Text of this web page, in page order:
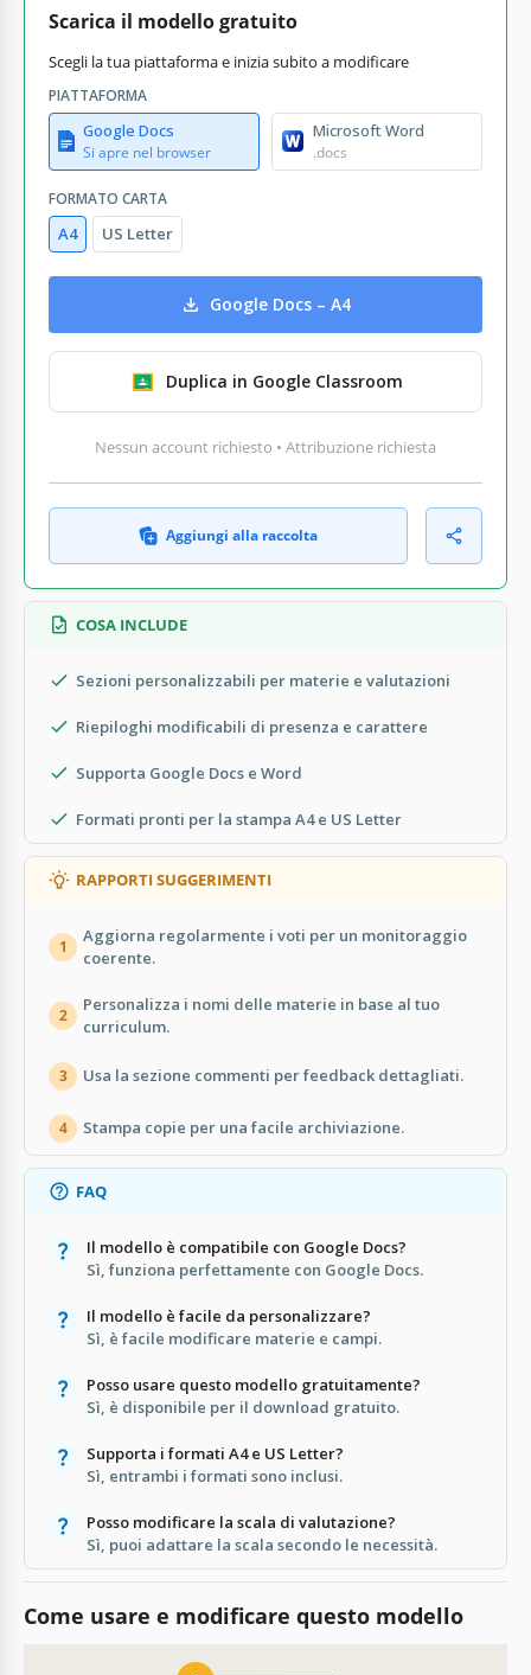
Scarica il modello gratuito
Scegli la tua piattaforma e inizia subito a modificare
PIATTAFORMA
Google Docs
Si apre nel browser
Microsoft Word
.docs
FORMATO CARTA
A4 US Letter
Google Docs – A4
Duplica in Google Classroom
Nessun account richiesto • Attribuzione richiesta
Aggiungi alla raccolta
COSA INCLUDE
Sezioni personalizzabili per materie e valutazioni
Riepiloghi modificabili di presenza e carattere
Supporta Google Docs e Word
Formati pronti per la stampa A4 e US Letter
RAPPORTI SUGGERIMENTI
1
Aggiorna regolarmente i voti per un monitoraggio
coerente.
2
Personalizza i nomi delle materie in base al tuo
curriculum.
3 Usa la sezione commenti per feedback dettagliati.
4 Stampa copie per una facile archiviazione.
FAQ
Il modello è compatibile con Google Docs?
Sì, funziona perfettamente con Google Docs.
Il modello è facile da personalizzare?
Sì, è facile modificare materie e campi.
Posso usare questo modello gratuitamente?
Sì, è disponibile per il download gratuito.
Supporta i formati A4 e US Letter?
Sì, entrambi i formati sono inclusi.
Posso modificare la scala di valutazione?
Sì, puoi adattare la scala secondo le necessità.
Come usare e modificare questo modello